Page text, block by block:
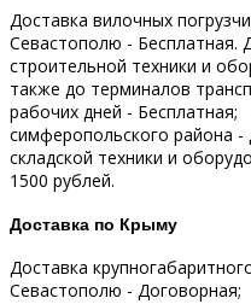
Доставка вилочных
Севастополю - Бесплатная.
строительной техники и
также до терминалов
рабочих дней - Бесплатная;
симферопольского района -
складской техники и
1500 рублей.
Доставка по Крыму
Доставка
Севастополю - Договорная;